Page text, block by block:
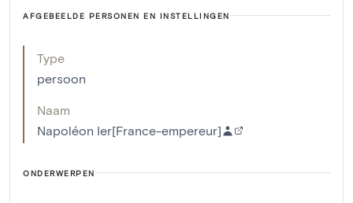
AFGEBEELDE PERSONEN EN INSTELLINGEN
Type
persoon
Naam
Napoléon Ier[France-empereur]
ONDERWERPEN